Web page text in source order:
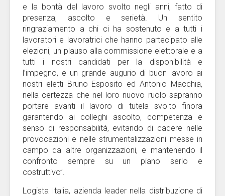
e la bontà del lavoro svolto negli anni, fatto di
presenza, ascolto e serietà. Un sentito
ringraziamento a chi ci ha sostenuto e a tutti i
lavoratori e lavoratrici che hanno partecipato alle
elezioni, un plauso alla commissione elettorale e a
tutti i nostri candidati per la disponibilità e
l’impegno, e un grande augurio di buon lavoro ai
nostri eletti Bruno Esposito ed Antonio Macchia,
nella certezza che nel loro nuovo ruolo sapranno
portare avanti il lavoro di tutela svolto finora
garantendo ai colleghi ascolto, competenza e
senso di responsabilità, evitando di cadere nelle
provocazioni e nelle strumentalizzazioni messe in
campo da altre organizzazioni, e mantenendo il
confronto sempre su un piano serio e
costruttivo”.
Logista Italia, azienda leader nella distribuzione di